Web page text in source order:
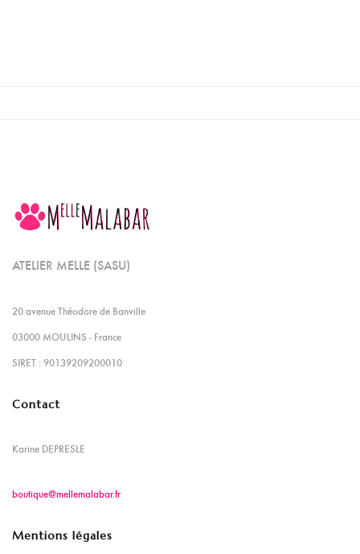
ATELIER MELLE (SASU)
20 avenue Théodore de Banville
03000 MOULINS - France
SIRET : 90139209200010
Contact
Karine DEPRESLE
boutique@mellemalabar.fr
Mentions légales